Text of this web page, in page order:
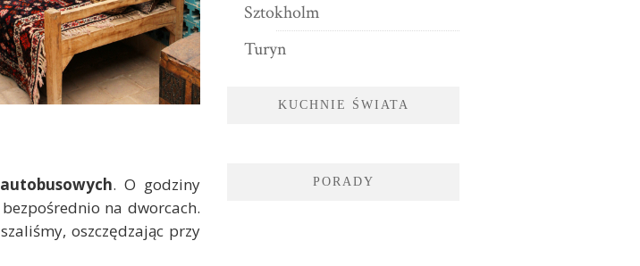
. O godziny
na dworcach.
oszczędzając przy
Sztokholm
Turyn
KUCHNIE ŚWIATA
PORADY